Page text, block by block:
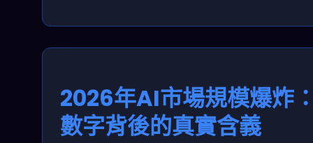
2026年AI市場規模爆炸
數字背後的真實含義